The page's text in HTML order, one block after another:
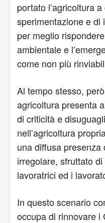
portato l’agricoltura
sperimentazione e di
per meglio
ambientale e
come non più
Al tempo stesso,
agricoltura presenta
di criticità e
nell’agricoltura
una diffusa
irregolare, sfruttato
lavoratrici ed i
In questo scenario
occupa di rinnovare i